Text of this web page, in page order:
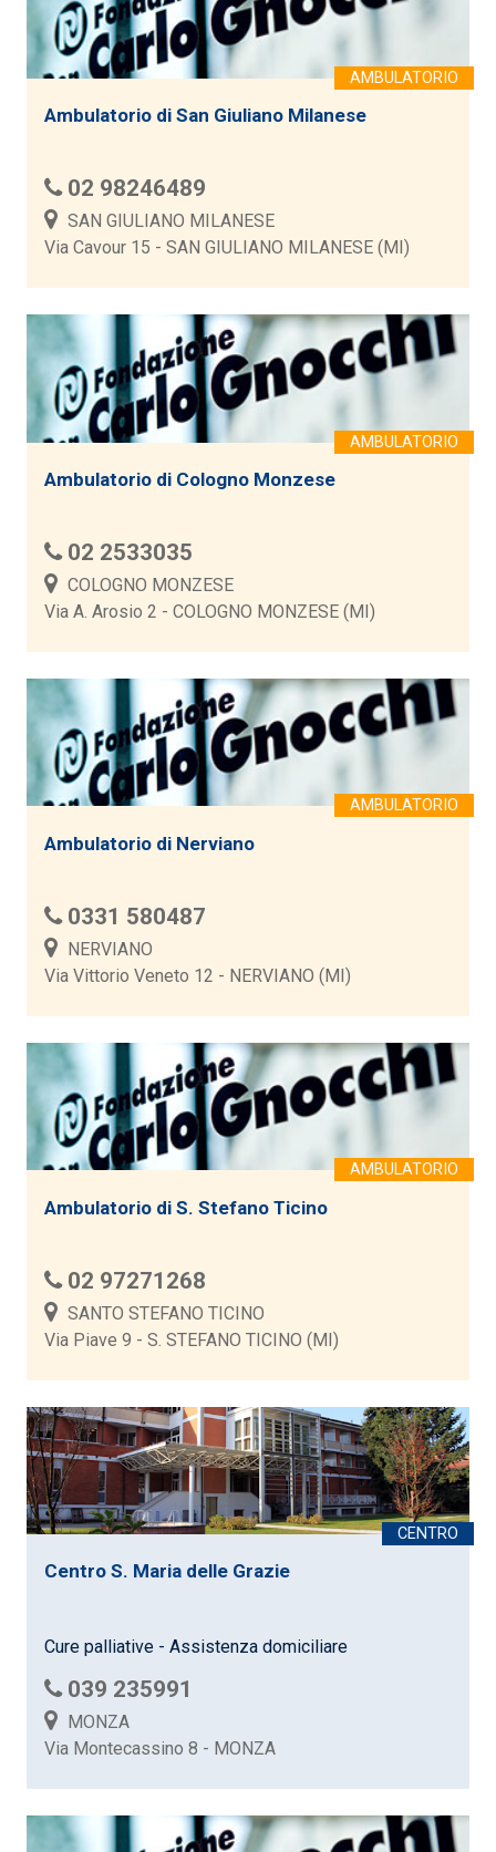
Ambulatorio di San Giuliano Milanese
02 98246489
SAN GIULIANO MILANESE
Via Cavour 15 - SAN GIULIANO MILANESE (MI)
Ambulatorio di Cologno Monzese
02 2533035
COLOGNO MONZESE
Via A. Arosio 2 - COLOGNO MONZESE (MI)
Ambulatorio di Nerviano
0331 580487
NERVIANO
Via Vittorio Veneto 12 - NERVIANO (MI)
Ambulatorio di S. Stefano Ticino
02 97271268
SANTO STEFANO TICINO
Via Piave 9 - S. STEFANO TICINO (MI)
Centro S. Maria delle Grazie
Cure palliative - Assistenza domiciliare
039 235991
MONZA
Via Montecassino 8 - MONZA